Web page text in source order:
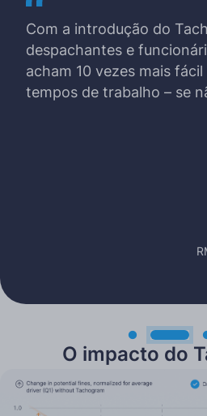
Com a introdução do
despachantes e
acham 10 vezes mais
tempos de trabalho – se
O impacto do